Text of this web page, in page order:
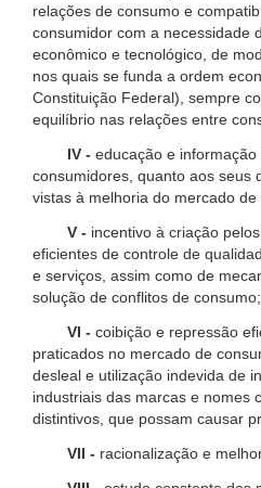
relações de consumo e
consumidor com a necessidade
econômico e tecnológico, de
nos quais se funda a ordem
Constituição Federal), sempre
equilíbrio nas relações entre
IV - educação e
consumidores, quanto aos seus
vistas à melhoria do mercado de
V - incentivo à criação
eficientes de controle de
e serviços, assim como de
solução de conflitos de consumo;
VI - coibição e repressão
praticados no mercado de
desleal e utilização indevida de
industriais das marcas e nomes
distintivos, que possam causar
VII - racionalização e